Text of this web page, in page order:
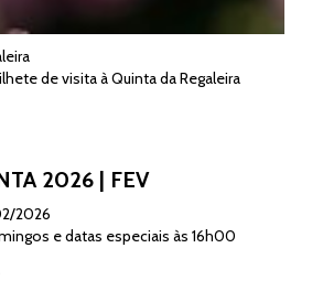
de visita à Quinta da Regaleira
2026 | FEV
2026
e datas especiais às 16h00